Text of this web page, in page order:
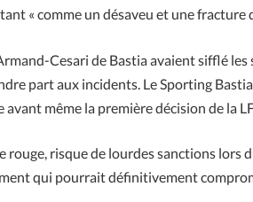
« comme un désaveu et une fracture
Cesari de Bastia avaient sifflé
part aux incidents. Le Sporting
même la première décision de la
rouge, risque de lourdes sanctions lors
qui pourrait définitivement